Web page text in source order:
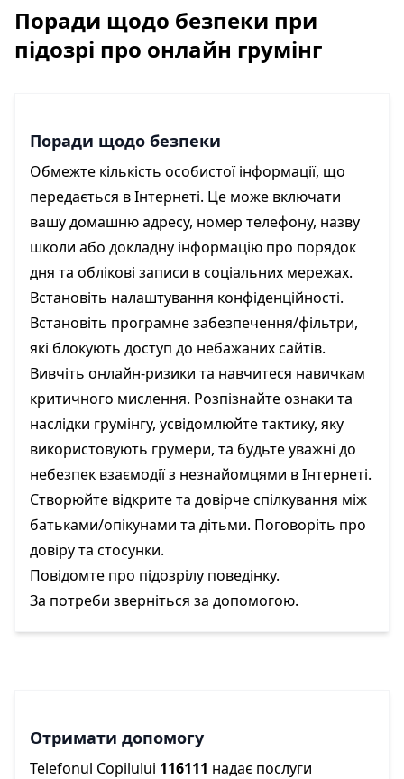
Поради щодо безпеки при
підозрі про онлайн грумінг
Поради щодо безпеки
Обмежте кількість особистої інформації, що
передається в Інтернеті. Це може включати
вашу домашню адресу, номер телефону, назву
школи або докладну інформацію про порядок
дня та облікові записи в соціальних мережах.
Встановіть налаштування конфіденційності.
Встановіть програмне забезпечення/фільтри,
які блокують доступ до небажаних сайтів.
Вивчіть онлайн-ризики та навчитеся навичкам
критичного мислення. Розпізнайте ознаки та
наслідки грумінгу, усвідомлюйте тактику, яку
використовують грумери, та будьте уважні до
небезпек взаємодії з незнайомцями в Інтернеті.
Створюйте відкрите та довірче спілкування між
батьками/опікунами та дітьми. Поговоріть про
довіру та стосунки.
Повідомте про підозрілу поведінку.
За потреби зверніться за допомогою.
Отримати допомогу
Telefonul Copilului 116111 надає послуги